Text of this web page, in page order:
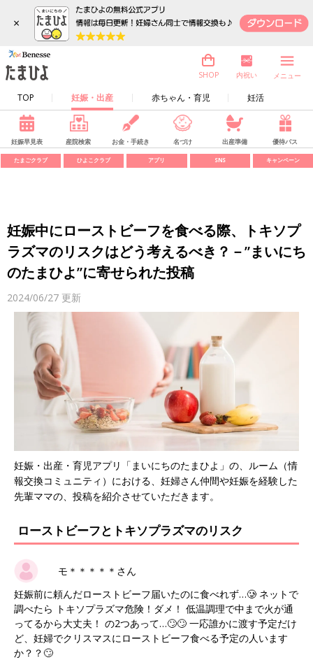
×
TOP 妊娠・出産 赤ちゃん・育児 妊活
SHOP 内祝い メニュー
妊娠早見表 産院検索 お金・手続き 名づけ 出産準備 優待パス
たまごクラブ ひよこクラブ アプリ SNS キャンペーン
妊娠中にローストビーフを食べる際、トキソプ
ラズマのリスクはどう考えるべき？－”まいにち
のたまひよ”に寄せられた投稿
2024/06/27 更新
妊娠・出産・育児アプリ「まいにちのたまひよ」の、ルーム（情
報交換コミュニティ）における、妊婦さん仲間や妊娠を経験した
先輩ママの、投稿を紹介させていただきます。
ローストビーフとトキソプラズマのリスク
モ＊＊＊＊＊さん
妊娠前に頼んだローストビーフ届いたのに食べれず…🥲 ネットで
調べたら トキソプラズマ危険！ダメ！ 低温調理で中まで火が通
ってるから大丈夫！ の2つあって…🙄🙄 一応誰かに渡す予定だけ
ど、妊婦でクリスマスにローストビーフ食べる予定の人います
か？？🙄